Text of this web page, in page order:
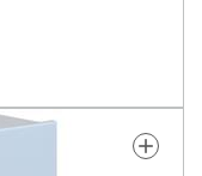
add